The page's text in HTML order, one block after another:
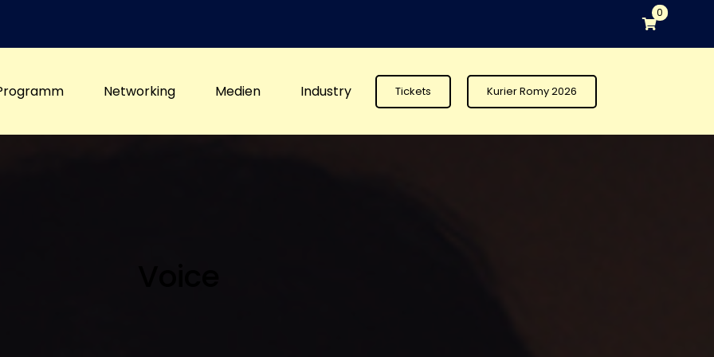
0
Networking Medien Industry Tickets Kurier Romy 2026